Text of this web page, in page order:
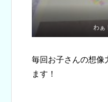
わぁ
毎回お子さんの想像
ます！